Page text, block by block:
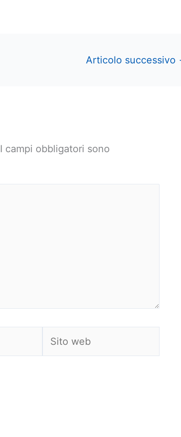
Articolo successivo
I campi obbligatori sono
web